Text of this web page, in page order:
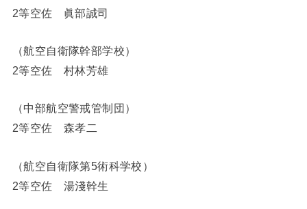
2等空佐 眞部誠司
（航空自衛隊幹部学校）
2等空佐 村林芳雄
（中部航空警戒管制団）
2等空佐 森孝二
（航空自衛隊第5術科学校）
2等空佐 湯淺幹生